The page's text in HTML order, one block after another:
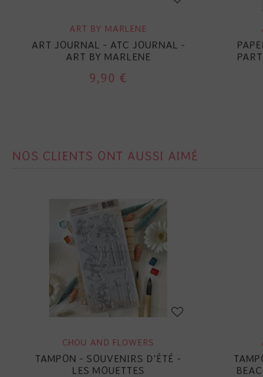
ART BY MARLENE
ART JOURNAL - ATC JOURNAL -
ART BY MARLENE
9,90 €
NOS CLIENTS ONT AUSSI AIMÉ
CHOU AND FLOWERS
TAMPON - SOUVENIRS D'ÉTÉ -
LES MOUETTES